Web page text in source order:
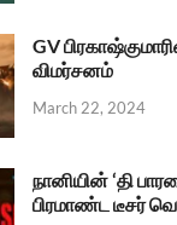
GV
விமர்சனம்
March 22, 2024
நானியின் ‘தி
பிரமாண்ட டீசர்